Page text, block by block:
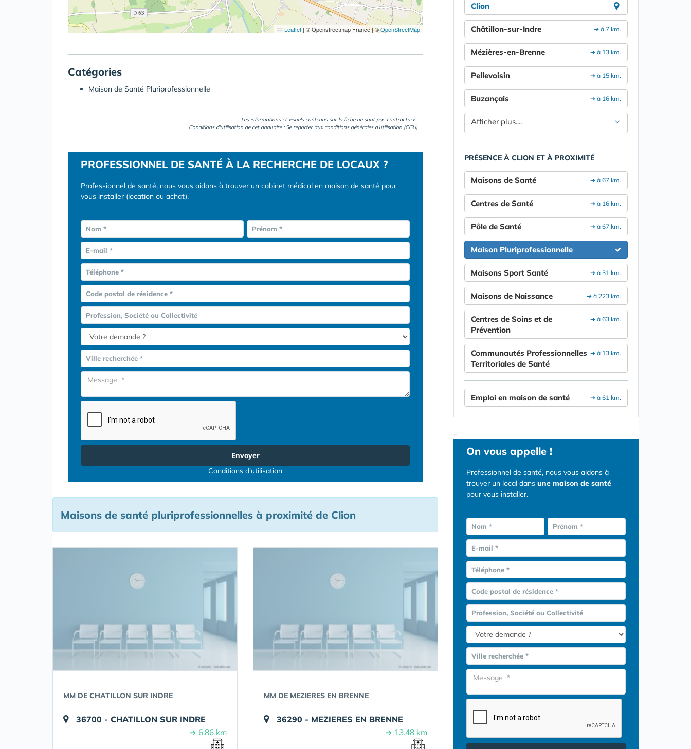
Leaflet | © Openstreetmap France | ©OpenStreetMap
Catégories
Maison de Santé Pluriprofessionnelle
Les informations et visuels contenus sur la fiche ne sont pas contractuels.
Conditions d'utilisation de cet annuaire : Se reporter aux conditions générales d'utilisation (CGU)
PROFESSIONNEL DE SANTÉ À LA RECHERCHE DE LOCAUX ?
Professionnel de santé, nous vous aidons à trouver un cabinet médical en maison de santé pour
vous installer (location ou achat).
Nom * Prénom *
E-mail *
Téléphone *
Code postal de résidence *
Profession, Société ou Collectivité
Ville recherchée *
Envoyer
Conditions d'utilisation
Maisons de santé pluriprofessionnelles à proximité de Clion
MM DE CHATILLON SUR INDRE
36700 - CHATILLON SUR INDRE
➔ 6.86 km
MM DE MEZIERES EN BRENNE
36290 - MEZIERES EN BRENNE
➔ 13.48 km
Clion
➔ à 7 km.
Châtillon-sur-Indre
➔ à 13 km.
Mézières-en-Brenne
➔ à 15 km.
Pellevoisin
➔ à 16 km.
Buzançais
Afficher plus....
PRÉSENCE À CLION ET À PROXIMITÉ
➔ à 67 km.
Maisons de Santé
➔ à 16 km.
Centres de Santé
➔ à 67 km.
Pôle de Santé
Maison Pluriprofessionnelle
➔ à 31 km.
Maisons Sport Santé
➔ à 223 km.
Maisons de Naissance
➔ à 63 km.
Centres de Soins et de
Prévention
➔ à 13 km.
Communautés Professionnelles
Territoriales de Santé
➔ à 61 km.
Emploi en maison de santé
..
On vous appelle !
Professionnel de santé, nous vous aidons à
trouver un local dans une maison de santé
pour vous installer.
Nom * Prénom *
E-mail *
Téléphone *
Code postal de résidence *
Profession, Société ou Collectivité
Ville recherchée *